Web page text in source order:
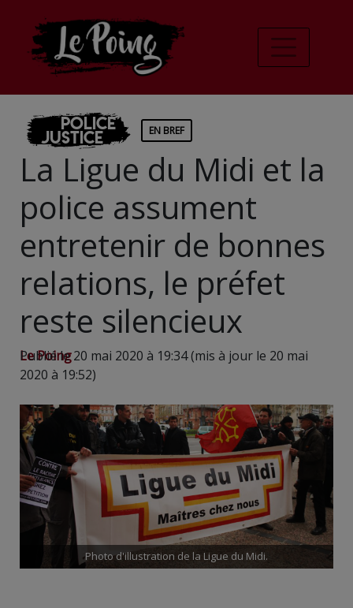
Police
Justice EN BREF
La Ligue du Midi et la
police assument
entretenir de bonnes
relations, le préfet
reste silencieux
Le Poing
Publié le 20 mai 2020 à 19:34 (mis à jour le 20 mai
2020 à 19:52)
Photo d'illustration de la Ligue du Midi.